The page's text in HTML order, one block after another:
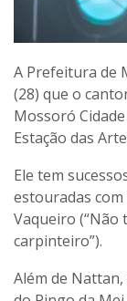
A Prefeitura de
(28) que o
Mossoró
Estação das
Ele tem
estouradas com
Vaqueiro (“Não
carpinteiro”).
Além de